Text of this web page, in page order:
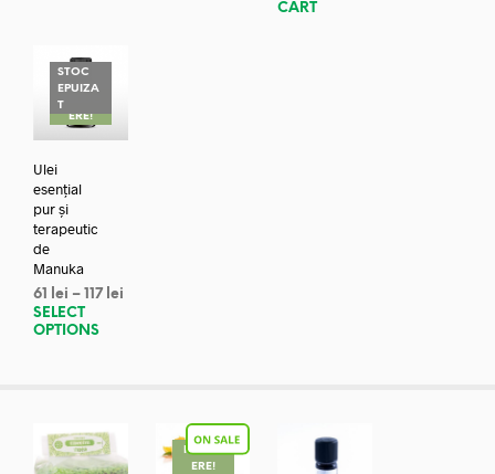
CART
STOC
EPUIZA
TREDUC
ERE!
Ulei
esențial
pur și
terapeutic
de
Manuka
61 lei – 117 lei
SELECT
OPTIONS
REDUC
ERE!